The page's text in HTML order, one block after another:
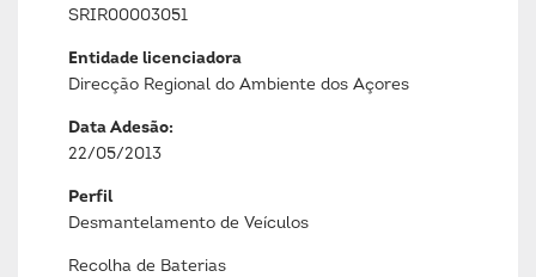
SRIR00003051
Entidade licenciadora
Direcção Regional do Ambiente dos Açores
Data Adesão:
22/05/2013
Perfil
Desmantelamento de Veículos
Recolha de Baterias